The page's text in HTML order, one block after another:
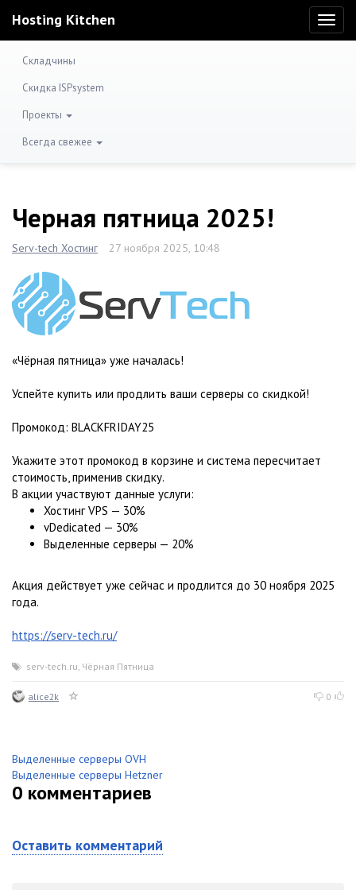
Hosting Kitchen
Складчины
Скидка ISPsystem
Проекты
Всегда свежее
Черная пятница 2025!
Serv-tech Хостинг 27 ноября 2025, 10:48
«Чёрная пятница» уже началась!
Успейте купить или продлить ваши серверы со скидкой!
Промокод: BLACKFRIDAY25
Укажите этот промокод в корзине и система пересчитает
стоимость, применив скидку.
В акции участвуют данные услуги:
Хостинг VPS — 30%
vDedicated — 30%
Выделенные серверы — 20%
Акция действует уже сейчас и продлится до 30 ноября 2025
года.
https://serv-tech.ru/
serv-tech.ru, Чёрная Пятница
alice2k 0
Выделенные серверы OVH
Выделенные серверы Hetzner
0 комментариев
Оставить комментарий